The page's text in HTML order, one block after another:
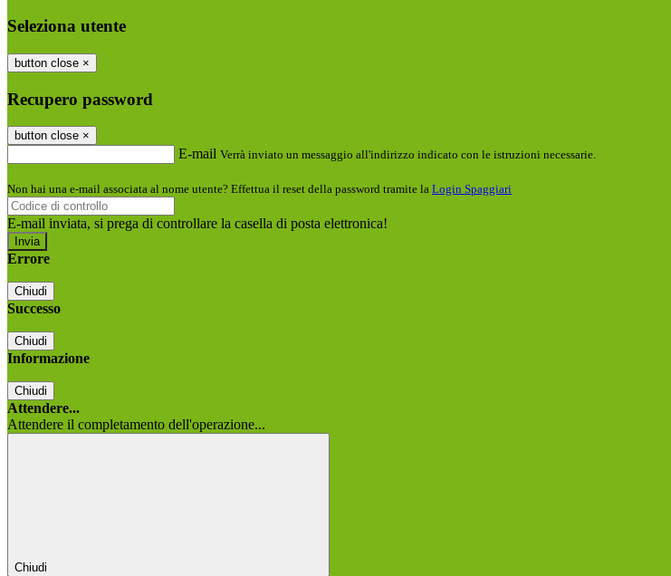
Seleziona utente
button close ×
Recupero password
button close ×
E-mail Verrà inviato un messaggio all'indirizzo indicato con le istruzioni necessarie.
Non hai una e-mail associata al nome utente? Effettua il reset della password tramite la Login Spaggiari
E-mail inviata, si prega di controllare la casella di posta elettronica!
Errore
Chiudi
Successo
Chiudi
Informazione
Chiudi
Attendere...
Attendere il completamento dell'operazione...
Chiudi